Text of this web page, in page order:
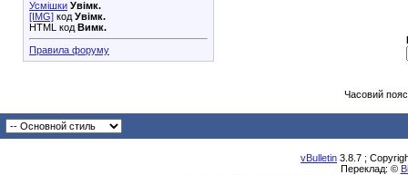
Усмішки Увімк.
[IMG] код Увімк.
HTML код Вимк.
Правила форуму
Часовий
vBulletin 3.8.7 ;
Переклад: ©